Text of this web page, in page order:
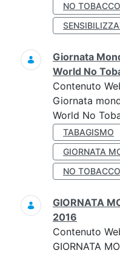
NO
Giornata
World No
Contenuto
Giornata
World No
TABAGISMO
GIORNATA
NO
GIORNATA
2016
Contenuto
GIORNATA